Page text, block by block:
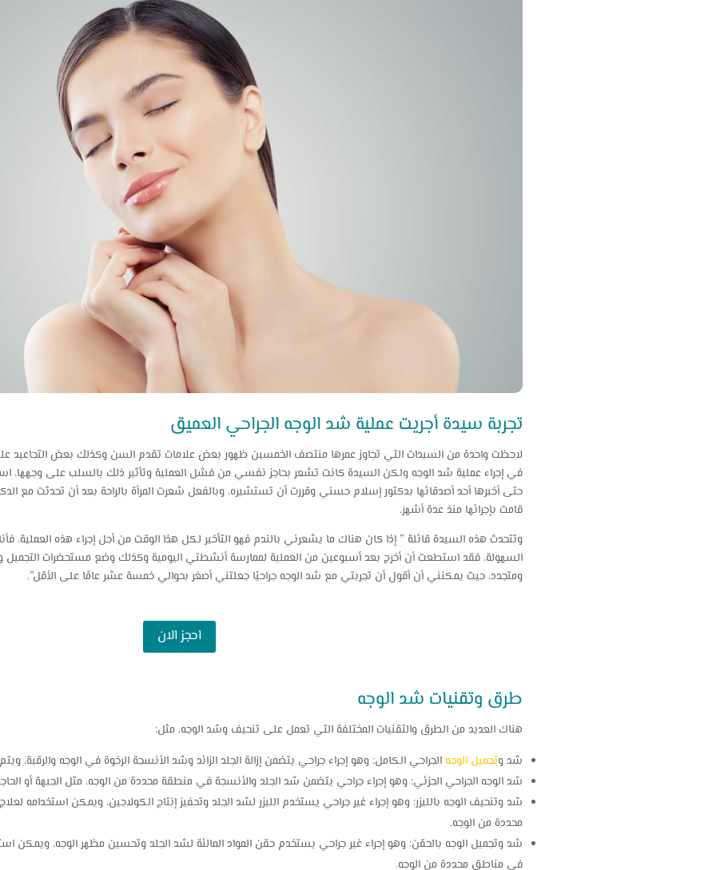
تجربة سيدة أجريت عملية شد الوجه الجراحي العميق
لاحظت واحدة من السيدات التي تجاوز عمرها منتصف الخمسين ظهور بعض علامات تقدم السن وكذلك بعض التجاعيد
في إجراء عملية شد الوجه ولكن السيدة كانت تشعر بحاجز نفسي من فشل العملية وتأثير ذلك بالسلب على وجهها،
حتى أخبرها أحد أصدقائها بدكتور إسلام حسني وقررت أن تستشيره، وبالفعل شعرت المرأة بالراحة بعد أن تحدثت مع
قامت بإجرائها منذ عدة أشهر.
وتتحدث هذه السيدة قائلة ” إذا كان هناك ما يشعرني بالندم فهو التأخير لكل هذا الوقت من أجل إجراء هذه العملية،
السهولة، فقد استطعت أن أخرج بعد أسبوعين من العملية لممارسة أنشطتي اليومية وكذلك وضع مستحضرات
ومتجدد، حيث يمكنني أن أقول أن تجربتي مع شد الوجه جراحيًا جعلتني أصغر بحوالي خمسة عشر عامًا على الأقل”.
احجز الان
طرق وتقنيات شد الوجه
هناك العديد من الطرق والتقنيات المختلفة التي تعمل على تنحيف وشد الوجه، مثل:
شد وتجميل الوجه الجراحي الكامل: وهو إجراء جراحي يتضمن إزالة الجلد الزائد وشد الأنسجة الرخوة في الوجه والرقبة،
شد الوجه الجراحي الجزئي: وهو إجراء جراحي يتضمن شد الجلد والأنسجة في منطقة محددة من الوجه، مثل الجبهة أو
شد وتنحيف الوجه بالليزر: وهو إجراء غير جراحي يستخدم الليزر لشد الجلد وتحفيز إنتاج الكولاجين، ويمكن استخدامه
محددة من الوجه.
شد وتجميل الوجه بالحقن: وهو إجراء غير جراحي يستخدم حقن المواد المالئة لشد الجلد وتحسين مظهر الوجه، ويمكن
في مناطق محددة من الوجه.